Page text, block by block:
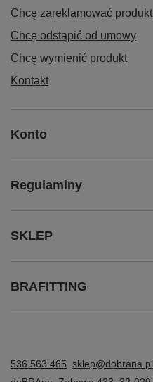
Chcę zareklamować produkt
Chcę odstąpić od umowy
Chcę wymienić produkt
Kontakt
Konto
Regulaminy
SKLEP
BRAFITTING
536 563 465 sklep@dobrana.pl